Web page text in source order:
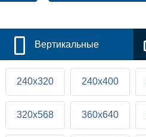
Вертикальные
240x320 240x400
320x568 360x640